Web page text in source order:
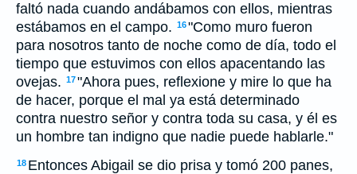
faltó nada cuando andábamos con ellos, mientras
estábamos en el campo. 16"Como muro fueron
para nosotros tanto de noche como de día, todo el
tiempo que estuvimos con ellos apacentando las
ovejas. 17"Ahora pues, reflexione y mire lo que ha
de hacer, porque el mal ya está determinado
contra nuestro señor y contra toda su casa, y él es
un hombre tan indigno que nadie puede hablarle."
18 Entonces Abigail se dio prisa y tomó 200 panes,